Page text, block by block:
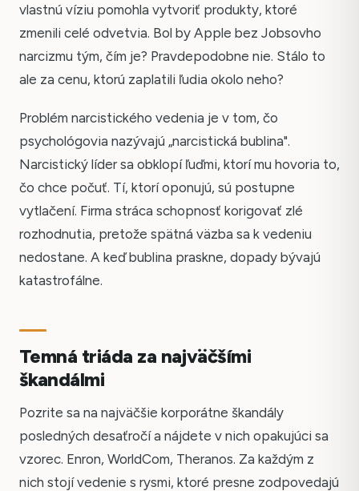
vlastnú víziu pomohla vytvoriť produkty, ktoré
zmenili celé odvetvia. Bol by Apple bez Jobsovho
narcizmu tým, čím je? Pravdepodobne nie. Stálo to
ale za cenu, ktorú zaplatili ľudia okolo neho?
Problém narcistického vedenia je v tom, čo
psychológovia nazývajú „narcistická bublina".
Narcistický líder sa obklopí ľuďmi, ktorí mu hovoria to,
čo chce počuť. Tí, ktorí oponujú, sú postupne
vytlačení. Firma stráca schopnosť korigovať zlé
rozhodnutia, pretože spätná väzba sa k vedeniu
nedostane. A keď bublina praskne, dopady bývajú
katastrofálne.
Temná triáda za najväčšími
škandálmi
Pozrite sa na najväčšie korporátne škandály
posledných desaťročí a nájdete v nich opakujúci sa
vzorec. Enron, WorldCom, Theranos. Za každým z
nich stojí vedenie s rysmi, ktoré presne zodpovedajú